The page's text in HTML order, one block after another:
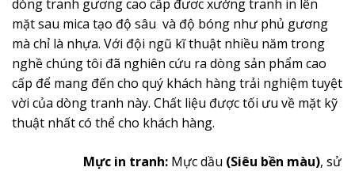
dòng tranh gương cao cấp đươc xưởng tranh in lên
mặt sau mica tạo độ sâu và độ bóng như phủ gương
mà chỉ là nhựa. Với đội ngũ kĩ thuật nhiều năm trong
nghề chúng tôi đã nghiên cứu ra dòng sản phẩm cao
cấp để mang đến cho quý khách hàng trải nghiệm tuyệt
vời của dòng tranh này. Chất liệu được tối ưu về mặt kỹ
thuật nhất có thể cho khách hàng.
Mực in tranh:Mực dầu (Siêu bền màu), sử